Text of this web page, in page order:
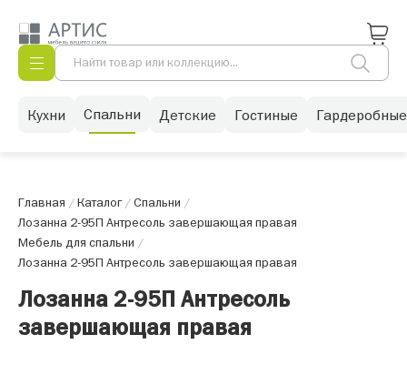
Кухни Спальни Детские Гостиные Гардеробные
Главная /Каталог/Спальни /
Лозанна 2-95П Антресоль завершающая правая
Мебель для спальни /
Лозанна 2-95П Антресоль завершающая правая
Лозанна 2-95П Антресоль
завершающая правая